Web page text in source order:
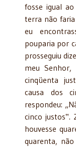
fosse igual
terra não faria
eu
pouparia por
prosseguiu
meu
cinqüenta
causa dos
respondeu:
cinco justos‟.
houvesse
quarenta,